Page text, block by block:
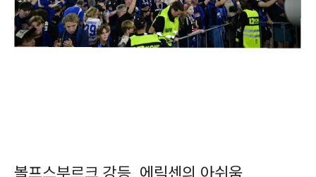
볼프스부르크 강등, 에릭센의 아쉬움